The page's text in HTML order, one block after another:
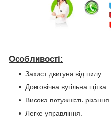
Особливості:
Захист двигуна від пилу.
Довговічна вугільна щітка.
Висока потужність різання.
Легке управління.